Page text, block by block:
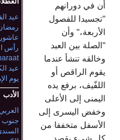
عيد
رأس
عيد
يوم
الأدب
جنوب
أن في دورانهم
"تجسيدا للفصول
الأربعة،" وأن
"الصلة بين العبد
وخالقه تنشأ عندما
يقوم الراقص أو
اللفّيف، برفع يده
اليمنى إلى الأعلى
وخفض اليسرى إلى
الأسفل متخففا من